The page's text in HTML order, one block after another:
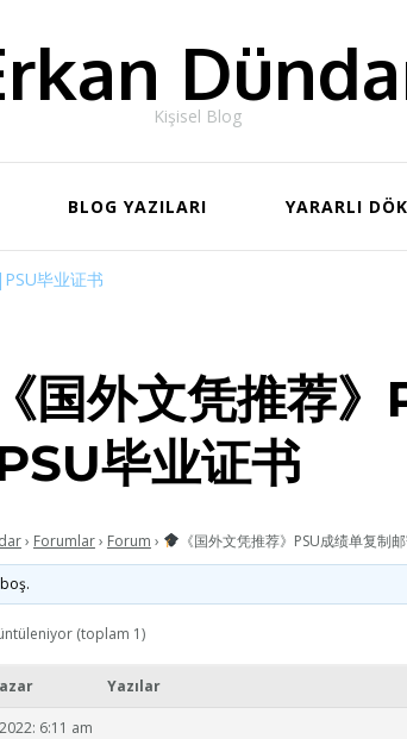
Kişisel Blog
BLOG YAZILARI YARARLI
毕业证书
《国外文凭推荐
毕业证书
› Forumlar› Forum › 《国外文凭推荐》PSU成绩单复制
(toplam 1)
Yazılar
6:11 am